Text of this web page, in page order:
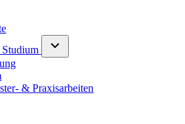
& Praxisarbeiten